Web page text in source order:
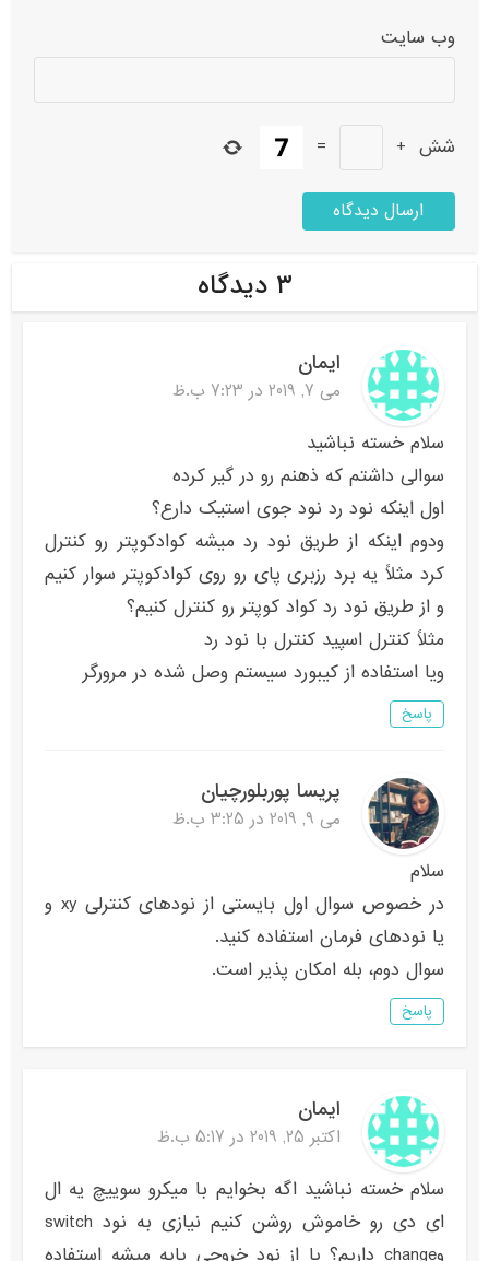
وب‌ سایت
شش +
=
۳ دیدگاه
ایمان
می 7, 2019 در 7:23 ب.ظ
سلام خسته نباشید
سوالی داشتم که ذهنم رو در گیر کرده
اول اینکه نود رد نود جوی استیک دارع؟
ودوم اینکه از طریق نود رد میشه کوادکوپتر رو کنترل
کرد مثلاً یه برد رزبری پای رو روی کوادکوپتر سوار کنیم
و از طریق نود رد کواد کوپتر رو کنترل کنیم؟
مثلاً کنترل اسپید کنترل با نود رد
ویا استفاده از کیبورد سیستم وصل شده در مرورگر
پاسخ
پریسا پوربلورچیان
می 9, 2019 در 3:25 ب.ظ
سلام
در خصوص سوال اول بایستی از نودهای کنترلی xy و
یا نودهای فرمان استفاده کنید.
سوال دوم، بله امکان پذیر است.
پاسخ
ایمان
اکتبر 25, 2019 در 5:17 ب.ظ
سلام خسته نباشید اگه بخوایم با میکرو سوییچ یه ال
ای دی رو خاموش روشن کنیم نیازی به نود switch
وchange داریم؟ یا از نود خروجی پایه میشه استفاده